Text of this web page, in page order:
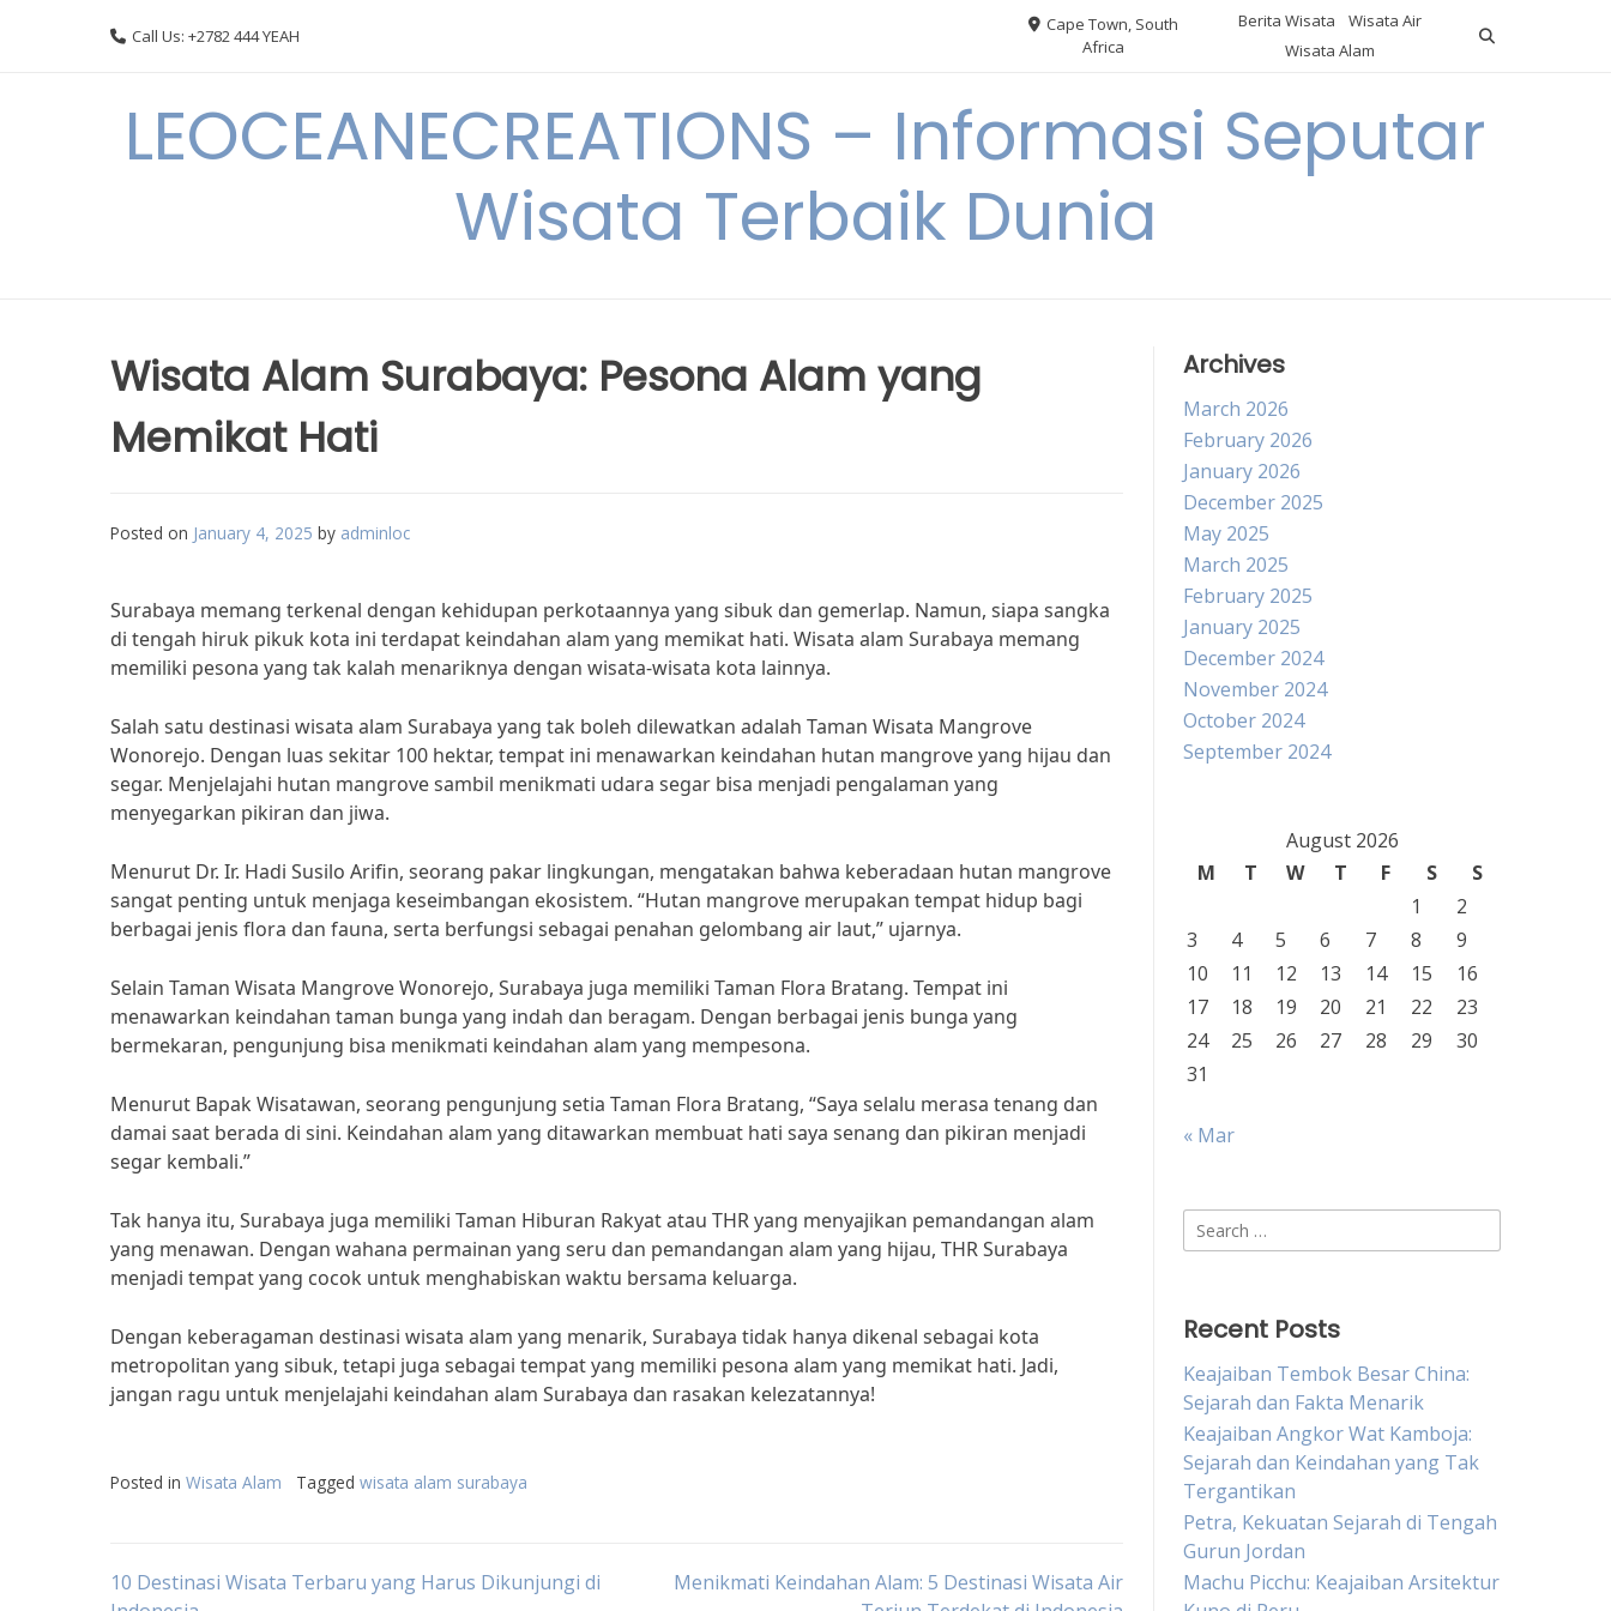
Call Us: +2782 444 YEAH
Cape Town, South
Africa
Berita Wisata
Wisata Air
Wisata Alam
LEOCEANECREATIONS – Informasi Seputar
Wisata Terbaik Dunia
Wisata Alam Surabaya: Pesona Alam yang
Memikat Hati
Posted on January 4, 2025 by adminloc
Surabaya memang terkenal dengan kehidupan perkotaannya yang sibuk dan gemerlap. Namun, siapa sangka
di tengah hiruk pikuk kota ini terdapat keindahan alam yang memikat hati. Wisata alam Surabaya memang
memiliki pesona yang tak kalah menariknya dengan wisata-wisata kota lainnya.
Salah satu destinasi wisata alam Surabaya yang tak boleh dilewatkan adalah Taman Wisata Mangrove
Wonorejo. Dengan luas sekitar 100 hektar, tempat ini menawarkan keindahan hutan mangrove yang hijau dan
segar. Menjelajahi hutan mangrove sambil menikmati udara segar bisa menjadi pengalaman yang
menyegarkan pikiran dan jiwa.
Menurut Dr. Ir. Hadi Susilo Arifin, seorang pakar lingkungan, mengatakan bahwa keberadaan hutan mangrove
sangat penting untuk menjaga keseimbangan ekosistem. “Hutan mangrove merupakan tempat hidup bagi
berbagai jenis flora dan fauna, serta berfungsi sebagai penahan gelombang air laut,” ujarnya.
Selain Taman Wisata Mangrove Wonorejo, Surabaya juga memiliki Taman Flora Bratang. Tempat ini
menawarkan keindahan taman bunga yang indah dan beragam. Dengan berbagai jenis bunga yang
bermekaran, pengunjung bisa menikmati keindahan alam yang mempesona.
Menurut Bapak Wisatawan, seorang pengunjung setia Taman Flora Bratang, “Saya selalu merasa tenang dan
damai saat berada di sini. Keindahan alam yang ditawarkan membuat hati saya senang dan pikiran menjadi
segar kembali.”
Tak hanya itu, Surabaya juga memiliki Taman Hiburan Rakyat atau THR yang menyajikan pemandangan alam
yang menawan. Dengan wahana permainan yang seru dan pemandangan alam yang hijau, THR Surabaya
menjadi tempat yang cocok untuk menghabiskan waktu bersama keluarga.
Dengan keberagaman destinasi wisata alam yang menarik, Surabaya tidak hanya dikenal sebagai kota
metropolitan yang sibuk, tetapi juga sebagai tempat yang memiliki pesona alam yang memikat hati. Jadi,
jangan ragu untuk menjelajahi keindahan alam Surabaya dan rasakan kelezatannya!
Posted in Wisata Alam Tagged wisata alam surabaya
Post
10 Destinasi Wisata Terbaru yang Harus Dikunjungi di
Menikmati Keindahan Alam: 5 Destinasi Wisata Air
Archives
March 2026
February 2026
January 2026
December 2025
May 2025
March 2025
February 2025
January 2025
December 2024
November 2024
October 2024
September 2024
August 2026
M
T W T F S
S
1
2
3
4 5 6 7 8
9
10
11 12 13 14 15
16
17
18 19 20 21 22
23
24
25 26 27 28 29
30
31
« Mar
Search
for:
Recent Posts
Keajaiban Tembok Besar China:
Sejarah dan Fakta Menarik
Keajaiban Angkor Wat Kamboja:
Sejarah dan Keindahan yang Tak
Tergantikan
Petra, Kekuatan Sejarah di Tengah
Gurun Jordan
Machu Picchu: Keajaiban Arsitektur